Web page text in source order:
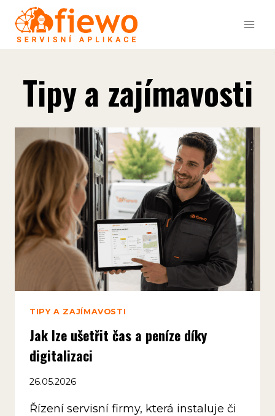
Přeskočit
obsah
Tipy a zajímavosti
TIPY A ZAJÍMAVOSTI
Jak lze ušetřit čas a peníze díky
digitalizaci
26.05.2026
Řízení servisní firmy, která instaluje či